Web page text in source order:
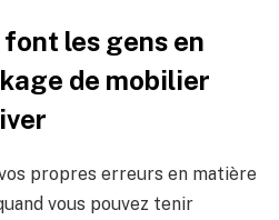
les gens en
de mobilier
propres erreurs en matière
vous pouvez tenir